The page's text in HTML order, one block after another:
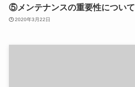
⑤メンテナンスの重要性について
2020年3月22日